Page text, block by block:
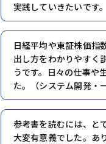
実践していきたいです
日経平均や東証株価指
出し方をわかりやすく
うです。日々の仕事や
た。（システム開発・
参考書を読むには、と
大変有意義でした。あ